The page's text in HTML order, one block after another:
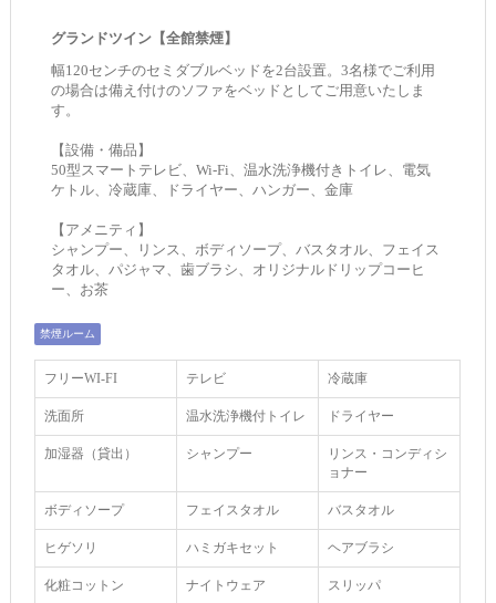
グランドツイン【全館禁煙】
幅120センチのセミダブルベッドを2台設置。3名様でご利用
の場合は備え付けのソファをベッドとしてご用意いたしま
す。
【設備・備品】
50型スマートテレビ、Wi-Fi、温水洗浄機付きトイレ、電気
ケトル、冷蔵庫、ドライヤー、ハンガー、金庫
【アメニティ】
シャンプー、リンス、ボディソープ、バスタオル、フェイス
タオル、パジャマ、歯ブラシ、オリジナルドリップコーヒ
ー、お茶
禁煙ルーム
フリーWI‐FI テレビ 冷蔵庫
洗面所 温水洗浄機付トイレ ドライヤー
加湿器（貸出） シャンプー
リンス・コンディシ
ョナー
ボディソープ フェイスタオル バスタオル
ヒゲソリ ハミガキセット ヘアブラシ
化粧コットン ナイトウェア スリッパ